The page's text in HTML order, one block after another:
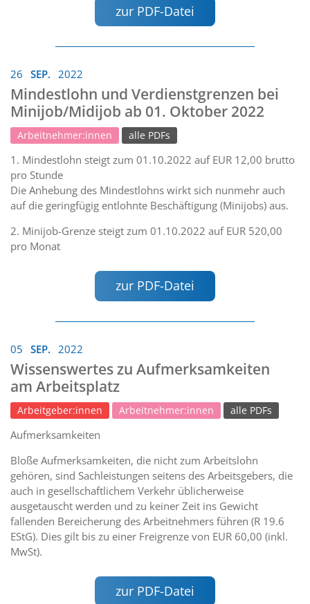
zur PDF-Datei
26 SEP. 2022
Mindestlohn und Verdienstgrenzen bei
Minijob/Midijob ab 01. Oktober 2022
Arbeitnehmer:innen alle PDFs
1. Mindestlohn steigt zum 01.10.2022 auf EUR 12,00 brutto
pro Stunde
Die Anhebung des Mindestlohns wirkt sich nunmehr auch
auf die geringfügig entlohnte Beschäftigung (Minijobs) aus.
2. Minijob-Grenze steigt zum 01.10.2022 auf EUR 520,00
pro Monat
zur PDF-Datei
05 SEP. 2022
Wissenswertes zu Aufmerksamkeiten
am Arbeitsplatz
Arbeitgeber:innen Arbeitnehmer:innen alle PDFs
Aufmerksamkeiten
Bloße Aufmerksamkeiten, die nicht zum Arbeitslohn
gehören, sind Sachleistungen seitens des Arbeitsgebers, die
auch in gesellschaftlichem Verkehr üblicherweise
ausgetauscht werden und zu keiner Zeit ins Gewicht
fallenden Bereicherung des Arbeitnehmers führen (R 19.6
EStG). Dies gilt bis zu einer Freigrenze von EUR 60,00 (inkl.
MwSt).
zur PDF-Datei